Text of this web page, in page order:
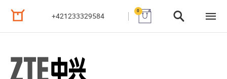
+421233329584
0